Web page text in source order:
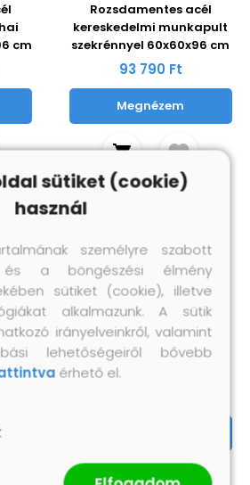
cm
Rozsdamentes acél
kereskedelmi munkapult
szekrénnyel 60x60x96 cm
93 790 Ft
Megnézem
cm
Rozsdamentes acél
kereskedelmi munkapult
szekrénnyel 60x60x96 cm
sütiket (cookie)
használ
személyre szabott
és a böngészési élmény
sütiket (cookie), illetve
alkalmazunk. A sütik
irányelveinkről, valamint
lehetőségeiről bővebb
érhető el.